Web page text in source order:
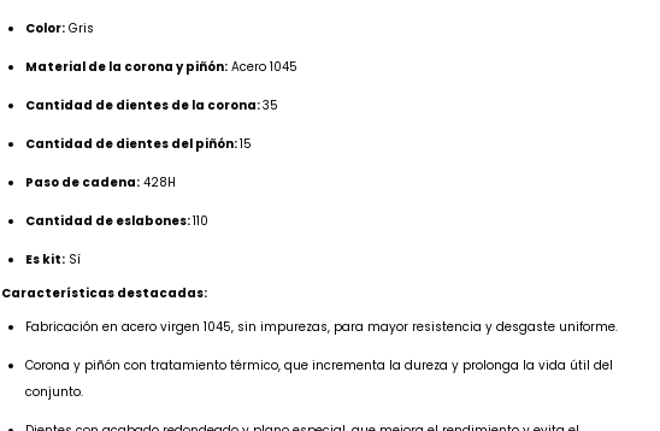
Color:Gris
Material de la corona y piñón:Acero 1045
Cantidad de dientes de la corona:35
Cantidad de dientes del piñón:15
Paso de cadena:428H
Cantidad de eslabones:110
Es kit:Sí
Características destacadas:
Fabricación en acero virgen 1045, sin impurezas, para mayor resistencia y desgaste uniforme.
Corona y piñón con tratamiento térmico, que incrementa la dureza y prolonga la vida útil del
conjunto.